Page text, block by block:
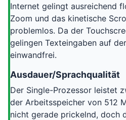
Internet gelingt ausreichend
Zoom und das kinetische
problemlos. Da der
gelingen Texteingaben auf
einwandfrei.
Ausdauer/Sprachqualität
Der Single-Prozessor leistet
der Arbeitsspeicher von 512
nicht gerade prickelnd, doch